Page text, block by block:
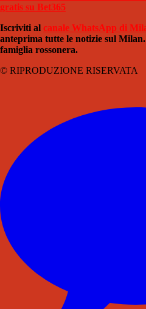
gratis su Bet365
Iscriviti al canale WhatsApp di
anteprima tutte le notizie sul
famiglia rossonera.
© RIPRODUZIONE RISERVATA